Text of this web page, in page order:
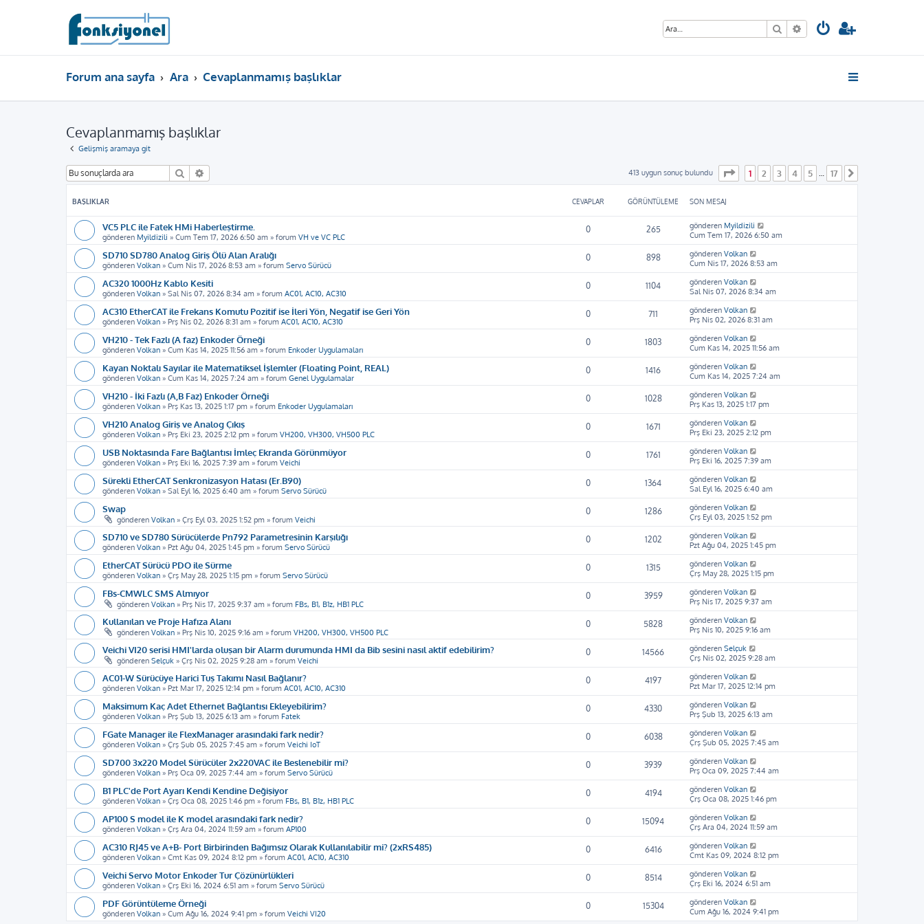
Ara Gelişmiş arama
Forum ana sayfa Ara Cevaplanmamış başlıklar
Cevaplanmamış başlıklar
Gelişmiş aramaya git
Ara 413 uygun sonuç bulundu . sayfa (Toplam 17sayfa)
1 2 3 4 5 17
BAŞLIKLAR CEVAPLAR GÖRÜNTÜLEME SON MESAJ
VC5 PLC ile Fatek HMi Haberleştirme.
gönderen Myildizili » Cum Tem 17, 2026 6:50 am » forum VH ve VC PLC
0 265 gönderen Myildizili
Cum Tem 17, 2026 6:50 am
SD710 SD780 Analog Giriş Ölü Alan Aralığı
gönderen Volkan » Cum Nis 17, 2026 8:53 am » forum Servo Sürücü
0 898 gönderen Volkan
Cum Nis 17, 2026 8:53 am
AC320 1000Hz Kablo Kesiti
gönderen Volkan » Sal Nis 07, 2026 8:34 am » forum AC01, AC10, AC310
0 1104 gönderen Volkan
Sal Nis 07, 2026 8:34 am
AC310 EtherCAT ile Frekans Komutu Pozitif ise İleri Yön, Negatif ise Geri Yön
gönderen Volkan » Prş Nis 02, 2026 8:31 am » forum AC01, AC10, AC310
0 711 gönderen Volkan
Prş Nis 02, 2026 8:31 am
VH210 - Tek Fazlı (A faz) Enkoder Örneği
gönderen Volkan » Cum Kas 14, 2025 11:56 am » forum Enkoder Uygulamaları
0 1803 gönderen Volkan
Cum Kas 14, 2025 11:56 am
Kayan Noktalı Sayılar ile Matematiksel İşlemler (Floating Point, REAL)
gönderen Volkan » Cum Kas 14, 2025 7:24 am » forum Genel Uygulamalar
0 1416 gönderen Volkan
Cum Kas 14, 2025 7:24 am
VH210 - İki Fazlı (A,B Faz) Enkoder Örneği
gönderen Volkan » Prş Kas 13, 2025 1:17 pm » forum Enkoder Uygulamaları
0 1028 gönderen Volkan
Prş Kas 13, 2025 1:17 pm
VH210 Analog Giriş ve Analog Çıkış
gönderen Volkan » Prş Eki 23, 2025 2:12 pm » forum VH200, VH300, VH500 PLC
0 1671 gönderen Volkan
Prş Eki 23, 2025 2:12 pm
USB Noktasında Fare Bağlantısı İmleç Ekranda Görünmüyor
gönderen Volkan » Prş Eki 16, 2025 7:39 am » forum Veichi
0 1761 gönderen Volkan
Prş Eki 16, 2025 7:39 am
Sürekli EtherCAT Senkronizasyon Hatası (Er.B90)
gönderen Volkan » Sal Eyl 16, 2025 6:40 am » forum Servo Sürücü
0 1364 gönderen Volkan
Sal Eyl 16, 2025 6:40 am
Swap
gönderen Volkan » Çrş Eyl 03, 2025 1:52 pm » forum Veichi
0 1286 gönderen Volkan
Çrş Eyl 03, 2025 1:52 pm
SD710 ve SD780 Sürücülerde Pn792 Parametresinin Karşılığı
gönderen Volkan » Pzt Ağu 04, 2025 1:45 pm » forum Servo Sürücü
0 1202 gönderen Volkan
Pzt Ağu 04, 2025 1:45 pm
EtherCAT Sürücü PDO ile Sürme
gönderen Volkan » Çrş May 28, 2025 1:15 pm » forum Servo Sürücü
0 1315 gönderen Volkan
Çrş May 28, 2025 1:15 pm
FBs-CMWLC SMS Almıyor
gönderen Volkan » Prş Nis 17, 2025 9:37 am » forum FBs, B1, B1z, HB1 PLC
0 3959 gönderen Volkan
Prş Nis 17, 2025 9:37 am
Kullanılan ve Proje Hafıza Alanı
gönderen Volkan » Prş Nis 10, 2025 9:16 am » forum VH200, VH300, VH500 PLC
0 5828 gönderen Volkan
Prş Nis 10, 2025 9:16 am
Veichi VI20 serisi HMI'larda oluşan bir Alarm durumunda HMI da Bib sesini nasıl aktif edebilirim?
gönderen Selçuk » Çrş Nis 02, 2025 9:28 am » forum Veichi
0 14566 gönderen Selçuk
Çrş Nis 02, 2025 9:28 am
AC01-W Sürücüye Harici Tuş Takımı Nasıl Bağlanır?
gönderen Volkan » Pzt Mar 17, 2025 12:14 pm » forum AC01, AC10, AC310
0 4197 gönderen Volkan
Pzt Mar 17, 2025 12:14 pm
Maksimum Kaç Adet Ethernet Bağlantısı Ekleyebilirim?
gönderen Volkan » Prş Şub 13, 2025 6:13 am » forum Fatek
0 4330 gönderen Volkan
Prş Şub 13, 2025 6:13 am
FGate Manager ile FlexManager arasındaki fark nedir?
gönderen Volkan » Çrş Şub 05, 2025 7:45 am » forum Veichi IoT
0 6038 gönderen Volkan
Çrş Şub 05, 2025 7:45 am
SD700 3x220 Model Sürücüler 2x220VAC ile Beslenebilir mi?
gönderen Volkan » Prş Oca 09, 2025 7:44 am » forum Servo Sürücü
0 3939 gönderen Volkan
Prş Oca 09, 2025 7:44 am
B1 PLC'de Port Ayarı Kendi Kendine Değişiyor
gönderen Volkan » Çrş Oca 08, 2025 1:46 pm » forum FBs, B1, B1z, HB1 PLC
0 4194 gönderen Volkan
Çrş Oca 08, 2025 1:46 pm
AP100 S model ile K model arasındaki fark nedir?
gönderen Volkan » Çrş Ara 04, 2024 11:59 am » forum AP100
0 15094 gönderen Volkan
Çrş Ara 04, 2024 11:59 am
AC310 RJ45 ve A+B- Port Birbirinden Bağımsız Olarak Kullanılabilir mi? (2xRS485)
gönderen Volkan » Cmt Kas 09, 2024 8:12 pm » forum AC01, AC10, AC310
0 6416 gönderen Volkan
Cmt Kas 09, 2024 8:12 pm
Veichi Servo Motor Enkoder Tur Çözünürlükleri
gönderen Volkan » Çrş Eki 16, 2024 6:51 am » forum Servo Sürücü
0 8514 gönderen Volkan
Çrş Eki 16, 2024 6:51 am
PDF Görüntüleme Örneği
gönderen Volkan » Cum Ağu 16, 2024 9:41 pm » forum Veichi VI20
0 15304 gönderen Volkan
Cum Ağu 16, 2024 9:41 pm